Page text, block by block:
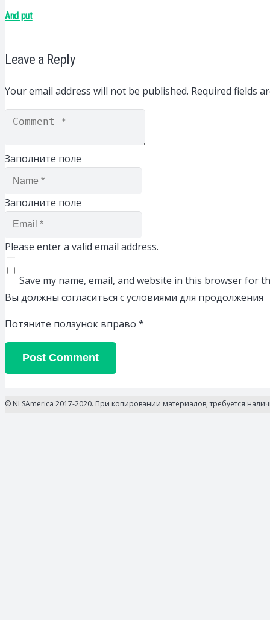
And put
Leave a Reply
Your email address will not be published. Required fields
Заполните поле
Заполните поле
Please enter a valid email address.
Save my name, email, and website in this browser for
Вы должны согласиться с условиями для продолжения
Потяните ползунок вправо *
Post Comment
© NLSAmerica 2017-2020. При копировании материалов, требуется